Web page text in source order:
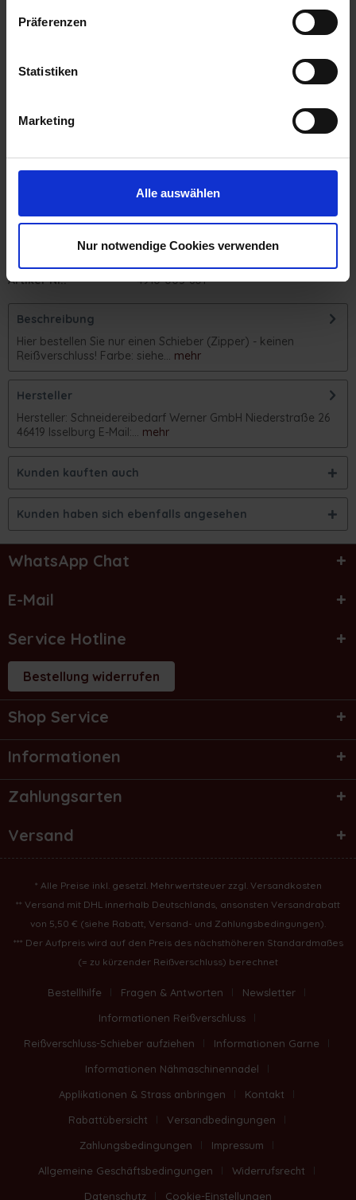
oder nur notwendige (zur Nutzung der Webseite benötigten)
Impressum|
Präferenzen
Statistiken
Marketing
Alle auswählen
Nur notwendige Cookies verwenden
Metall-Rucksackschieber (ohne Stopp-
Funktion)
Auf die Wunschliste
Artikel-Nr.: 4910-003-601
Beschreibung
Hier bestellen Sie nur einen Schieber (Zipper) - keinen
Reißverschluss! Farbe: siehe... mehr
Hersteller
Hersteller: Schneidereibedarf Werner GmbH Niederstraße 26
46419 Isselburg E-Mail:... mehr
Kunden kauften auch
Kunden haben sich ebenfalls angesehen
WhatsApp Chat
E-Mail
Service Hotline
Bestellung widerrufen
Shop Service
Informationen
Zahlungsarten
Versand
* Alle Preise inkl. gesetzl. Mehrwertsteuer zzgl. Versandkosten
** Versand mit DHL innerhalb Deutschlands, ansonsten Versandrabatt
von 5,50 € (siehe Rabatt, Versand- und Zahlungsbedingungen).
*** Der Aufpreis wird auf den Preis des nächsthöheren Standardmaßes
(= zu kürzender Reißverschluss) berechnet
Bestellhilfe Fragen & Antworten
Newsletter
Informationen Reißverschluss
Reißverschluss-Schieber aufziehen
Informationen Garne
Informationen Nähmaschinennadel
Applikationen & Strass anbringen
Kontakt
Rabattübersicht
Versandbedingungen
Zahlungsbedingungen
Impressum
Allgemeine Geschäftsbedingungen
Widerrufsrecht
Datenschutz
Cookie-Einstellungen